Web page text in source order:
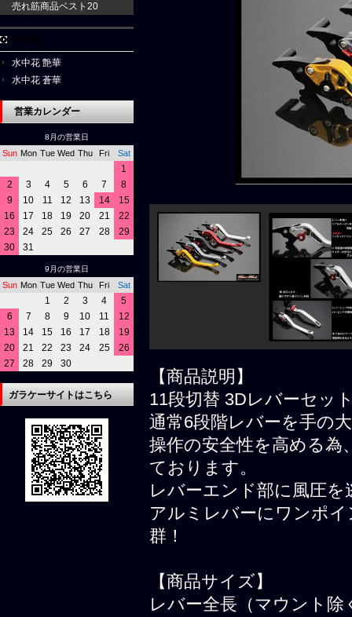
【商品説明】
11段切替 3Dレバーセッ
通常6段階レバーを手の
操作の安全性を高める為
ております。
レバーエンド部に風圧
アルミレバーにワンポ
群！
【商品サイズ】
レバー全長（マウント除
売れ筋商品ベスト20
水中花 艶華
水中花 蒼華
営業カレンダー
8月の営業日
Sun Mon Tue Wed Thu Fri Sat
1
2
3 4 5 6 7
8
9
10 11 12 13 14
15
16
17 18 19 20 21
22
23
24 25 26 27 28
29
30
31
9月の営業日
Sun Mon Tue Wed Thu Fri Sat
1 2 3 4
5
6
7 8 9 10 11
12
13
14 15 16 17 18
19
20
21 22 23 24 25
26
27
28 29 30
ガラケーサイトはこちら